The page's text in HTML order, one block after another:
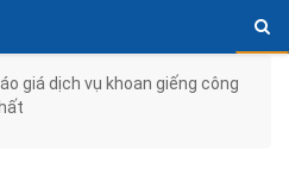
giá dịch vụ khoan giếng công